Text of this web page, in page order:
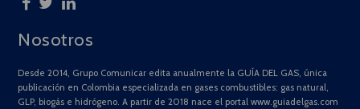
Nosotros
Desde 2014, Grupo Comunicar edita anualmente la GUÍA DEL GAS, única
publicación en Colombia especializada en gases combustibles: gas natural,
GLP, biogás e hidrógeno. A partir de 2018 nace el portal www.guiadelgas.com